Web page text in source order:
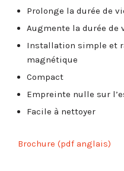
Prolonge la durée de
Augmente la durée de
Installation simple et
magnétique
Compact
Empreinte nulle sur
Facile à nettoyer
Brochure (pdf anglais)